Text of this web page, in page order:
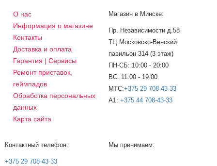
О нас
Информация о магазине
Контакты
Доставка и оплата
Гарантия | Сервисы
Ремонт приставок,
геймпадов
Обработка персональных
данных
Карта сайта
Магазин в Минске:
Пр. Независимости д.58
ТЦ Московско-Венский
павильон 314 (3 этаж)
ПН-СБ: 10:00 - 20:00
ВС: 11:00 - 19:00
МТС:+375 29 708-43-33
A1: +375 44 708-43-33
Контактный телефон:
+375 29 708-43-33
Мы принимаем: